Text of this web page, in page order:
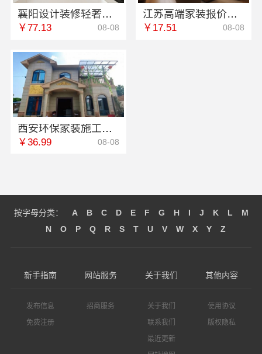
襄阳设计装修轻奢风，百年米莱空间美学装饰材料有限公司诠释优雅
￥77.13 08-08
江苏高端家装报价，南京市创亿讯环保新材
￥17.51 08-08
西安环保家装施工公寓自有施工队-居安天成
￥36.99 08-08
按字母分类： A B C D E F G H I J K L
M
N
O P Q R S T U V W X Y Z
新手指南
发布信息
免费注册
网站服务
招商服务
关于我们
关于我们
联系我们
最近更新
其他内容
使用协议
版权隐私